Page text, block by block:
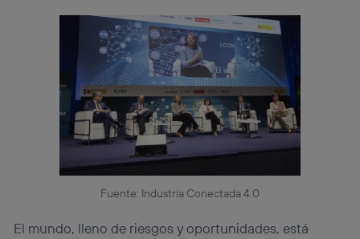
Fuente: Industria Conectada 4.0
El mundo, lleno de riesgos y oportunidades, está